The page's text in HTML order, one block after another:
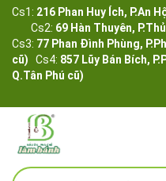
Cs1: 216 Phan Huy Ích, P.An
Cs2: 69 Hàn Thuyên,
Cs3: 77 Phan Đình Phùng,
cũ) Cs4: 857 Lũy Bán Bích,
Q.Tân Phú cũ)